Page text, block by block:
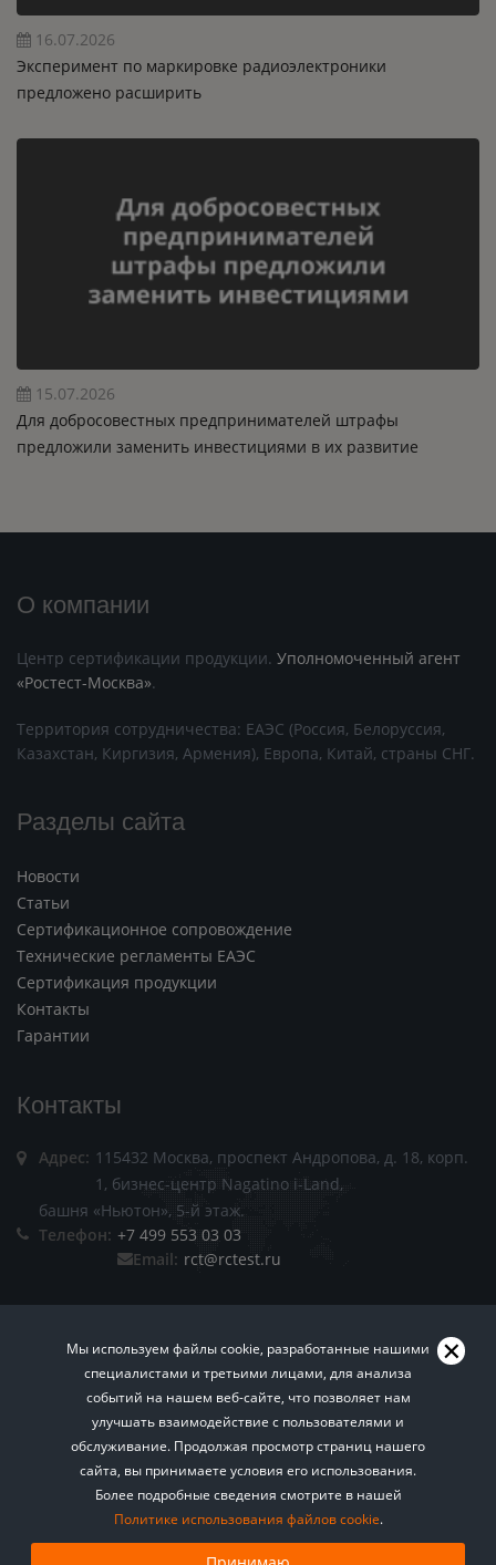
Хотите знать больше? Подписывайтесь на нашу
еженедельную рассылку о техническом
регулировании.
Мы используем файлы cookie, разработанные нашими
специалистами и третьими лицами, для анализа
событий на нашем веб-сайте, что позволяет нам
улучшать взаимодействие с пользователями и
обслуживание. Продолжая просмотр страниц нашего
сайта, вы принимаете условия его использования.
Более подробные сведения смотрите в нашей
Политике использования файлов cookie.
16.07.2026
Эксперимент по маркировке радиоэлектроники
предложено расширить
15.07.2026
Для добросовестных предпринимателей штрафы
предложили заменить инвестициями в их развитие
О компании
Центр сертификации продукции. Уполномоченный агент
«Ростест-Москва».
Территория сотрудничества: ЕАЭС (Россия, Белоруссия,
Казахстан, Киргизия, Армения), Европа, Китай, страны СНГ.
Разделы сайта
Новости
Статьи
Сертификационное сопровождение
Технические регламенты ЕАЭС
Сертификация продукции
Контакты
Гарантии
Контакты
Адрес: 115432 Москва, проспект Андропова, д. 18, корп.
1, бизнес-центр Nagatino i-Land,
башня «Ньютон», 5-й этаж.
Телефон: +7 499 553 03 03
Email: rct@rctest.ru
Пользовательское соглашение. Политика
конфиденциальности. Правила копирования
материалов сайта.Все права защищены © 2026
Агентство РСТ